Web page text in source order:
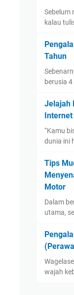
Sebelum
kalau
Tahun
berusia
Jelajah
“Kamu
dunia ini
Tips
Motor
Dalam
utama,
wajah